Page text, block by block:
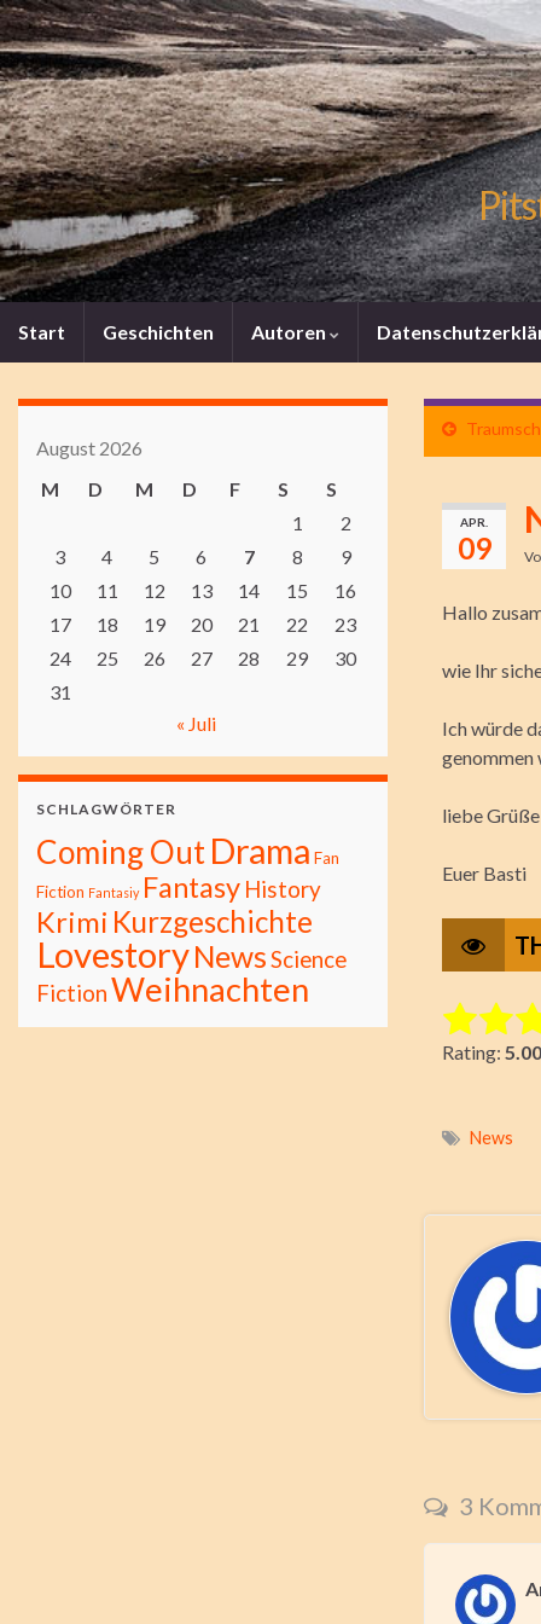
Start Geschichten Autoren
APR.
09
Hallo
wie Ihr
Ich würde
genommen
liebe Grüße
Euer Basti
Rate this
Submit
Rating: 5.00
News
3
August 2026
M
D M D F S
S
1
2
3
4 5 6 7 8
9
10
11 12 13 14 15
16
17
18 19 20 21 22
23
24
25 26 27 28 29
30
31
« Juli
SCHLAGWÖRTER
Coming OutDrama Fan
Fiction Fantasiy Fantasy History
Krimi Kurzgeschichte
LovestoryNewsScience
FictionWeihnachten